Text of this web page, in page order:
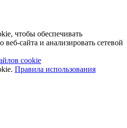
чтобы обеспечивать
сайта и анализировать сетевой
cookie
Правила использования